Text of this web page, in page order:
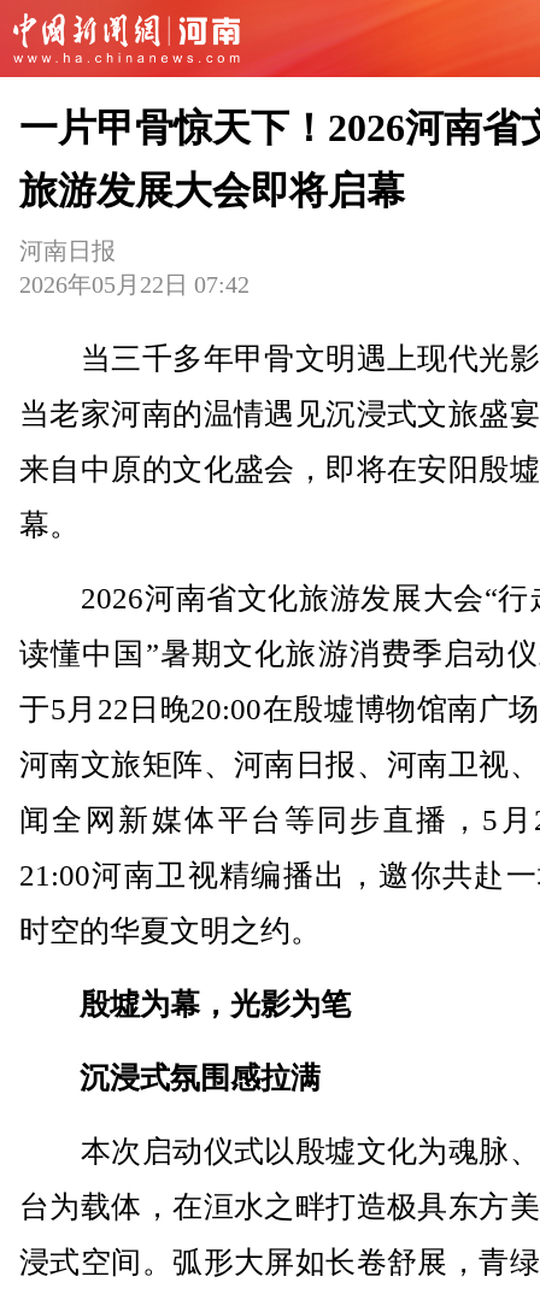
一片甲骨惊天下！2026河南省
旅游发展大会即将启幕
河南日报
2026年05月22日 07:42
当三千多年甲骨文明遇上现代光
当老家河南的温情遇见沉浸式文旅盛
来自中原的文化盛会，即将在安阳殷
幕。
2026河南省文化旅游发展大会“行
读懂中国”暑期文化旅游消费季启动
于5月22日晚20:00在殷墟博物馆南广
河南文旅矩阵、河南日报、河南卫视
闻全网新媒体平台等同步直播，5月
21:00河南卫视精编播出，邀你共赴
时空的华夏文明之约。
殷墟为幕，光影为笔
沉浸式氛围感拉满
本次启动仪式以殷墟文化为魂脉
台为载体，在洹水之畔打造极具东方
浸式空间。弧形大屏如长卷舒展，青